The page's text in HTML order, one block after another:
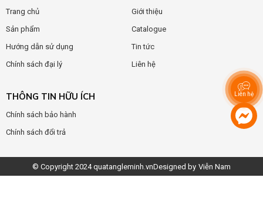
Trang chủ
Giới thiệu
Sản phẩm
Catalogue
Hướng dẫn sử dụng
Tin tức
Chính sách đại lý
Liên hệ
THÔNG TIN HỮU ÍCH
Chính sách bảo hành
Chính sách đổi trả
© Copyright 2024quatangleminh.vnDesigned by Viễn Nam
Liên hệ